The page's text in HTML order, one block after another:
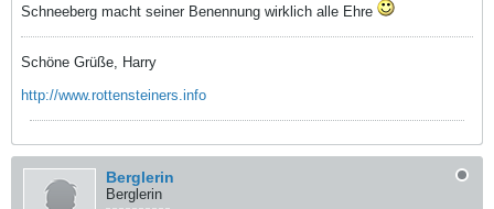
Schneeberg macht seiner Benennung wirklich alle Ehre
Schöne Grüße, Harry
http://www.rottensteiners.info
Berglerin
Berglerin